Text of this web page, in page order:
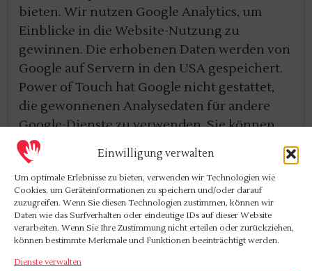
Einwilligung verwalten
Um optimale Erlebnisse zu bieten, verwenden wir Technologien wie
Cookies, um Geräteinformationen zu speichern und/oder darauf
zuzugreifen. Wenn Sie diesen Technologien zustimmen, können wir
Daten wie das Surfverhalten oder eindeutige IDs auf dieser Website
verarbeiten. Wenn Sie Ihre Zustimmung nicht erteilen oder zurückziehen,
können bestimmte Merkmale und Funktionen beeinträchtigt werden.
Dienste verwalten
bieten. Wir nutzen Google Analytics, um
Einblicke in die Website-Nutzung zu
gewinnen. Die erhobenen Daten werden von
Google auf Servern in den USA gespeichert.
Power of Touch hat Google nicht gestattet,
die gewonnenen Analysedaten für andere
Google-Dienste zu verwenden. Sie können
Ihre Browsereinstellungen so ändern, dass
Cookies abgelehnt werden. Dies kann jedoch
Ihr Nutzererlebnis beeinträchtigen. Diese
Datenschutzerklärung gewährt Dritten
keinen Zugriff auf die von Power of Touch
gesetzten Cookies.